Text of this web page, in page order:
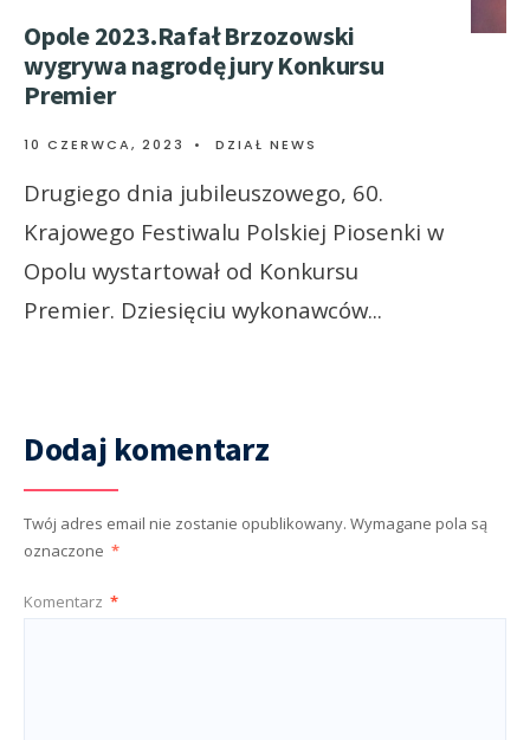
Opole 2023.Rafał Brzozowski
wygrywa nagrodę jury Konkursu
Premier
10 CZERWCA, 2023 • DZIAŁ NEWS
Drugiego dnia jubileuszowego, 60.
Krajowego Festiwalu Polskiej Piosenki w
Opolu wystartował od Konkursu
Premier. Dziesięciu wykonawców...
Dodaj komentarz
Twój adres email nie zostanie opublikowany. Wymagane pola są
oznaczone *
Komentarz *